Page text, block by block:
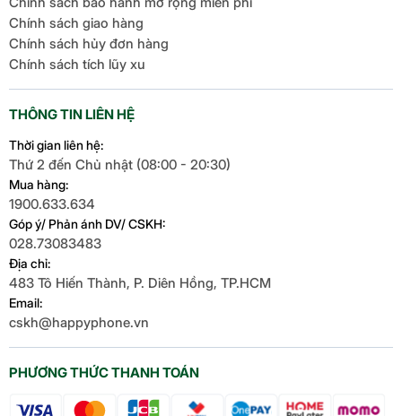
bạc sang trọng, phù hợp mọi gian bếp. Nắp tháo rời
và dây điện rời tiện lợi khi vệ sinh hoặc cất giữ. Xửng
hấp đi kèm hỗ trợ chế biến món hấp dễ dàng. Kích
thước nhỏ gọn (31x31x33 cm) dễ bố trí trên bàn
bếp. Bảng điều khiển nút nhấn trực quan và màn
hình hiển thị giúp thao tác nhanh chóng. Các bộ
phận tháo rời có thể dùng máy rửa chén, mang lại
trải nghiệm
Phù hợp cho mọi nhu cầu
nấu nướng
Tefal Speedy Cook CY222D68 là trợ thủ lý tưởng
cho gia đình hiện đại, từ nấu cơm, cháo, súp, hầm
thịt đến làm sữa chua, bánh hay món xào. Dung tích
PHƯƠNG THỨC THANH TOÁN
Chính sách giao hàng
Chính sách hủy đơn hàng
Chính sách tích lũy xu
THÔNG TIN LIÊN HỆ
Thời gian liên hệ:
Thứ 2 đến Chủ nhật (08:00 - 20:30)
Mua hàng:
1900.633.634
Góp ý/ Phản ánh DV/ CSKH:
028.73083483
Địa chỉ:
483 Tô Hiến Thành, P. Diên Hồng, TP.HCM
Email:
cskh@happyphone.vn